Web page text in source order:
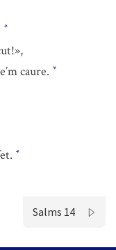
*
caure. *
*
Salms 14